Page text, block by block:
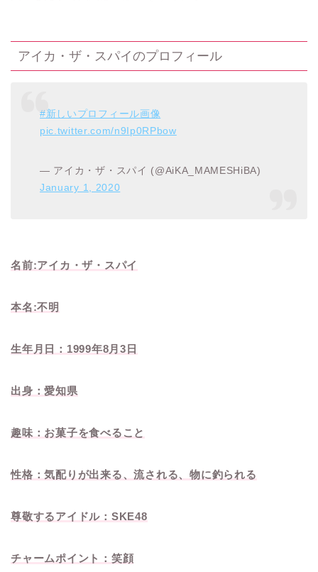
アイカ・ザ・スパイのプロフィール
#新しいプロフィール画像
pic.twitter.com/n9Ip0RPbow
— アイカ・ザ・スパイ (@AiKA_MAMESHiBA)
January 1, 2020
名前:アイカ・ザ・スパイ
本名:不明
生年月日：1999年8月3日
出身：愛知県
趣味：お菓子を食べること
性格：気配りが出来る、流される、物に釣られる
尊敬するアイドル：SKE48
チャームポイント：笑顔